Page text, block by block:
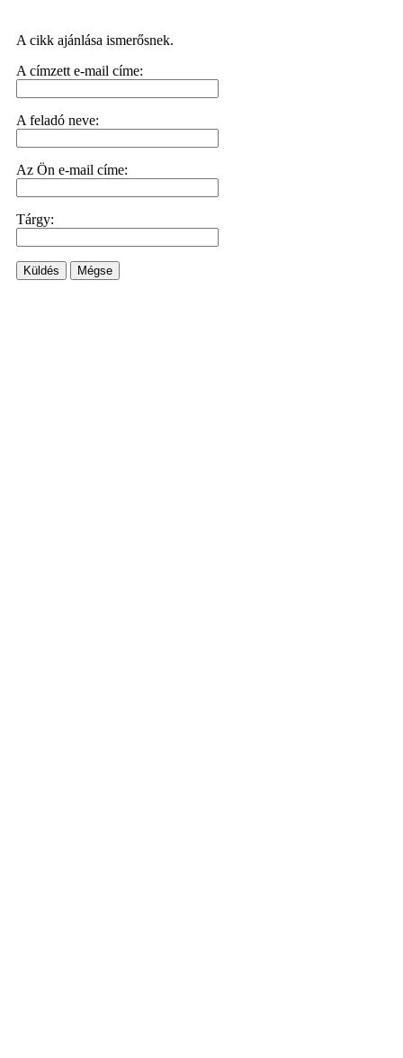
A cikk ajánlása ismerősnek.
A címzett e-mail címe:
A feladó neve:
Az Ön e-mail címe:
Tárgy:
Küldés Mégse